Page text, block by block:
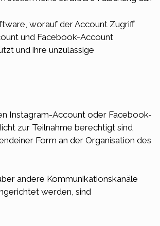
worauf der Account Zugriff
und Facebook-Account
und ihre unzulässige
Instagram-Account oder Facebook-
zur Teilnahme berechtigt sind
Form an der Organisation des
andere Kommunikationskanäle
werden, sind